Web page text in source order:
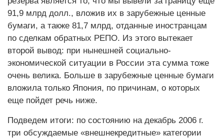
91,9 млрд долл., вложив их в зарубежные ценные
бумаги, а также 81,7 млрд, отданные иностранцам
по сделкам обратных РЕПО. Из этого вытекает
второй вывод: при нынешней социально-
экономической ситуации в России эта сумма тоже
очень велика. Больше в зарубежные ценные бумаги
вложила только Япония, по причинам, о которых
еще пойдет речь ниже.
Подведем итоги: по состоянию на декабрь 2006 г.
три обсуждаемые «внешнекредитные» категории